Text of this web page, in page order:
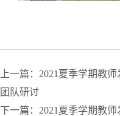
上一篇：2021夏季学期教
团队研讨
下一篇：2021夏季学期教